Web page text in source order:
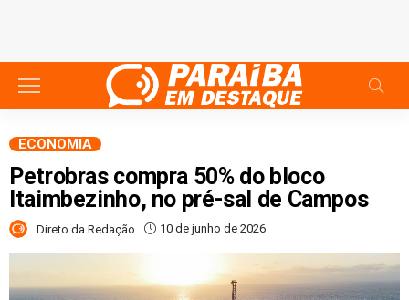
ECONOMIA
Petrobras compra 50% do bloco
Itaimbezinho, no pré-sal de Campos
Direto da Redação 10 de junho de 2026